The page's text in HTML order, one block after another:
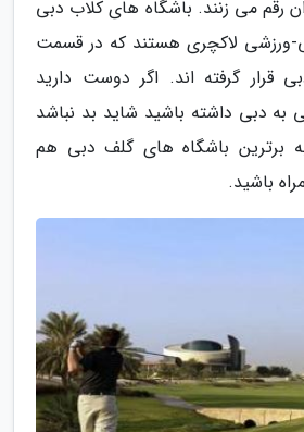
رقم می زنند. باشگاه های کلاب دبی
ورزشی لاکچری هستند که در قسمت
گرفته اند. اگر دوست دارید
دبی داشته باشید شاید بد نباشد
برترین باشگاه های گلف دبی هم
باشید.